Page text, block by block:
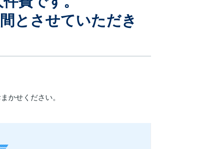
とさせていただき
かせください。